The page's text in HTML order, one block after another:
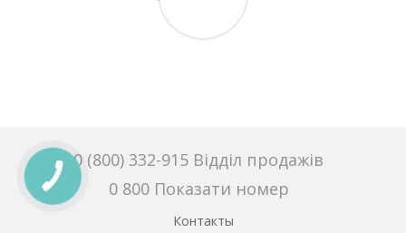
0 (800) 332-915 Відділ продажів
0 800 Показати номер
Контакты